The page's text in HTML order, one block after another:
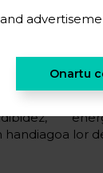
lor
Onartu